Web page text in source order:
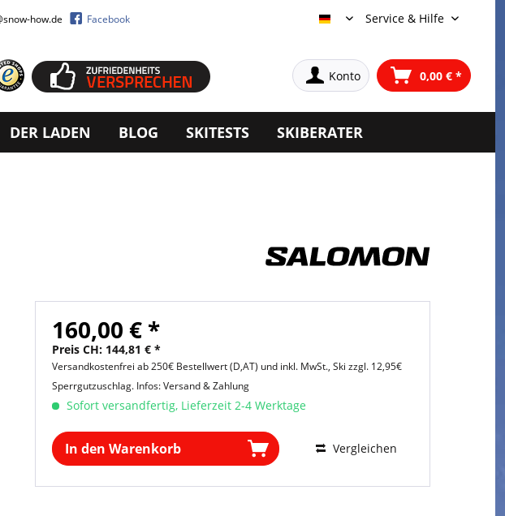
how.de Facebook Service & Hilfe
Deutsch
Konto 0,00 € *
DER LADEN BLOG SKITESTS SKIBERATER
160,00 € *
Preis CH: 144,81 € *
Versandkostenfrei ab 250€ Bestellwert (D,AT) und inkl. MwSt., Ski zzgl. 12,95€
Sperrgutzuschlag. Infos: Versand & Zahlung
Sofort versandfertig, Lieferzeit 2-4 Werktage
In den Warenkorb Vergleichen